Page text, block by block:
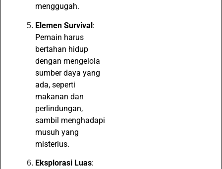
menggugah.
Elemen Survival:
Pemain harus
bertahan hidup
dengan mengelola
sumber daya yang
ada, seperti
makanan dan
perlindungan,
sambil menghadapi
musuh yang
misterius.
Eksplorasi Luas: